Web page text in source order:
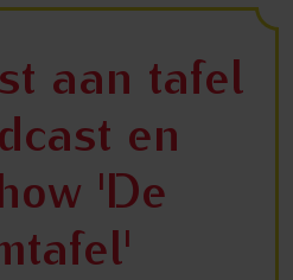
aan tafel
en
'De